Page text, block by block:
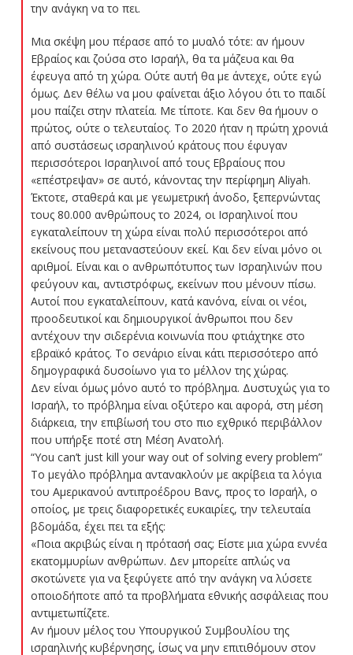
την ανάγκη να το πει.
Μια σκέψη μου πέρασε από το μυαλό τότε: αν ήμουν
Εβραίος και ζούσα στο Ισραήλ, θα τα μάζευα και θα
έφευγα από τη χώρα. Ούτε αυτή θα με άντεχε, ούτε εγώ
όμως. Δεν θέλω να μου φαίνεται άξιο λόγου ότι το παιδί
μου παίζει στην πλατεία. Με τίποτε. Και δεν θα ήμουν ο
πρώτος, ούτε ο τελευταίος. Tο 2020 ήταν η πρώτη χρονιά
από συστάσεως ισραηλινού κράτους που έφυγαν
περισσότεροι Ισραηλινοί από τους Εβραίους που
«επέστρεψαν» σε αυτό, κάνοντας την περίφημη Aliyah.
Έκτοτε, σταθερά και με γεωμετρική άνοδο, ξεπερνώντας
τους 80.000 ανθρώπους το 2024, οι Ισραηλινοί που
εγκαταλείπουν τη χώρα είναι πολύ περισσότεροι από
εκείνους που μεταναστεύουν εκεί. Και δεν είναι μόνο οι
αριθμοί. Είναι και ο ανθρωπότυπος των Ισραηλινών που
φεύγουν και, αντιστρόφως, εκείνων που μένουν πίσω.
Αυτοί που εγκαταλείπουν, κατά κανόνα, είναι οι νέοι,
προοδευτικοί και δημιουργικοί άνθρωποι που δεν
αντέχουν την σιδερένια κοινωνία που φτιάχτηκε στο
εβραϊκό κράτος. Το σενάριο είναι κάτι περισσότερο από
δημογραφικά δυσοίωνο για το μέλλον της χώρας.
Δεν είναι όμως μόνο αυτό το πρόβλημα. Δυστυχώς για το
Ισραήλ, το πρόβλημα είναι οξύτερο και αφορά, στη μέση
διάρκεια, την επιβίωσή του στο πιο εχθρικό περιβάλλον
που υπήρξε ποτέ στη Μέση Ανατολή.
“Υou can’t just kill your way out of solving every problem”
Το μεγάλο πρόβλημα αντανακλούν με ακρίβεια τα λόγια
του Αμερικανού αντιπροέδρου Βανς, προς το Ισραήλ, ο
οποίος, με τρεις διαφορετικές ευκαιρίες, την τελευταία
βδομάδα, έχει πει τα εξής:
«Ποια ακριβώς είναι η πρότασή σας; Είστε μια χώρα εννέα
εκατομμυρίων ανθρώπων. Δεν μπορείτε απλώς να
σκοτώνετε για να ξεφύγετε από την ανάγκη να λύσετε
οποιοδήποτε από τα προβλήματα εθνικής ασφάλειας που
αντιμετωπίζετε.
Αν ήμουν μέλος του Υπουργικού Συμβουλίου της
ισραηλινής κυβέρνησης, ίσως να μην επιτιθόμουν στον